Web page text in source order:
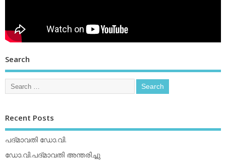
Search
Recent Posts
പദ്മാവതി ഡോ.വി.
ഡോ.വി.പദ്മാവതി അന്തരിച്ചു